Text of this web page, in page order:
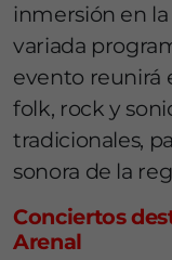
inmersión en
variada
evento reunirá
folk, rock y
tradicionales,
sonora de la
Conciertos
Arenal